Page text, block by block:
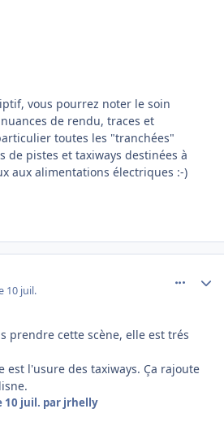
vous pourrez noter le soin
de rendu, traces et
toutes les "tranchées"
de pistes et taxiways destinées à
aux alimentations électriques :-)
10 juil.
prendre cette scène, elle est trés
est l'usure des taxiways. Ça rajoute
10 juil. par jrhelly